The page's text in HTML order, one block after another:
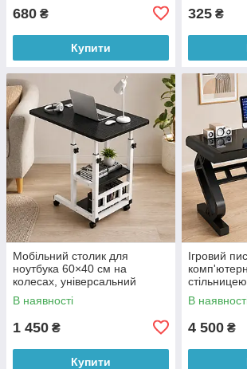
680 ₴
Купити
325 ₴
Мобільний столик для
ноутбука 60×40 см на
колесах, універсальний
регульований стіл чорного
кольору (X05/5740)
В наявності
1 450 ₴
Купити
Ігровий
металевий
(X05/5403)
В
4 500 ₴